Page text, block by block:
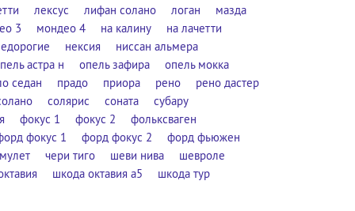
лексус лифан солано логан
мазда
3
мондео 4 на калину
на лачетти
нексия
ниссан альмера
астра н
опель зафира
опель мокка
седан
прадо приора рено
рено дастер
солярис соната
субару
фокус 1 фокус 2
фольксваген
фокус 1
форд фокус 2
форд фьюжен
чери тиго шеви нива
шевроле
шкода октавия а5 шкода тур